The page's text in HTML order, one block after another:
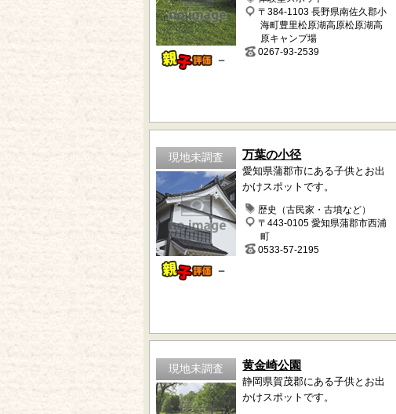
－
〒384-1103 長野県南佐久郡小
海町豊里松原湖高原松原湖高
原キャンプ場
0267-93-2539
現地未調査
－
万葉の小径
愛知県蒲郡市にある子供とお出
かけスポットです。
歴史（古民家・古墳など）
〒443-0105 愛知県蒲郡市西浦
町
0533-57-2195
現地未調査 黄金崎公園
静岡県賀茂郡にある子供とお出
かけスポットです。